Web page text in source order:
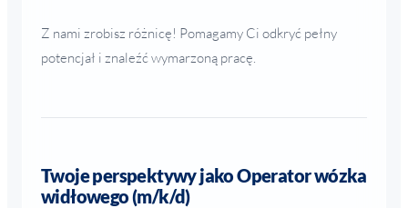
Z nami zrobisz różnicę! Pomagamy Ci odkryć pełny
potencjał i znaleźć wymarzoną pracę.
Twoje perspektywy jako Operator wózka
widłowego (m/k/d)